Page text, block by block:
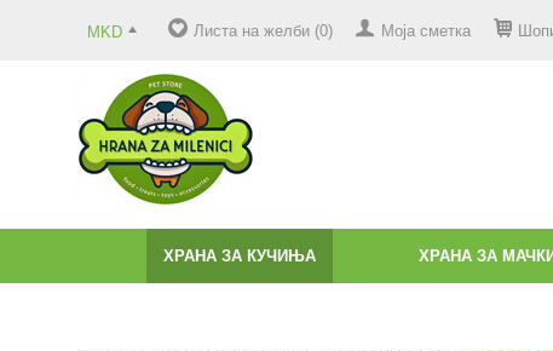
MKD Листа на желби (0) Моја сметка
ХРАНА ЗА КУЧИЊА ХРАНА ЗА МАЧКИ